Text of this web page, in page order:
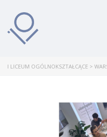
I LICEUM OGÓLNOKSZTAŁCĄCE >